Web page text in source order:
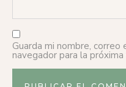
Guarda mi nombre,
navegador para la